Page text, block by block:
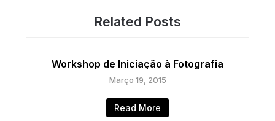
Related Posts
Workshop de Iniciação à Fotografia
Março 19, 2015
Read More